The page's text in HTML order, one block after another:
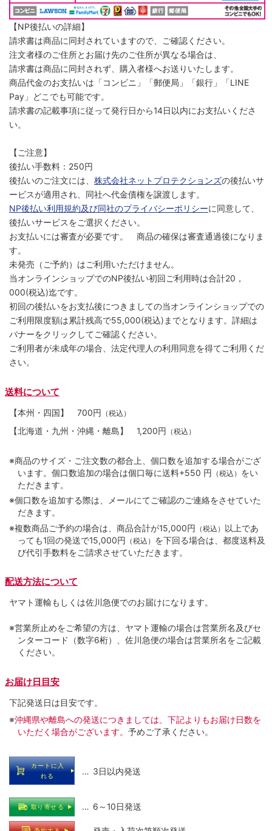
【NP後払いの詳細】
請求書は商品に同封されていますので、ご確認ください。
注文者様のご住所とお届け先のご住所が異なる場合は、
請求書は商品に同封されず、購入者様へお送りいたします。
商品代金のお支払いは「コンビニ」「郵便局」「銀行」「LINE
Pay」どこでも可能です。
請求書の記載事項に従って発行日から14日以内にお支払いくださ
い。
【ご注意】
後払い手数料：250円
後払いのご注文には、 株式会社ネットプロテクションズの後払いサ
ービスが適用され、同社へ代金債権を譲渡します。
NP後払い利用規約及び同社のプライバシーポリシーに同意して、
後払いサービスをご選択ください。
お支払いには審査が必要です。 商品の確保は審査通過後になりま
す。
未発売（ご予約）はご利用いただけません。
当オンラインショップでのNP後払い初回ご利用時は合計20，
000(税込)迄です。
初回の後払いをお支払後につきましての当オンラインショップでの
ご利用限度額は累計残高で55,000(税込)までとなります。詳細は
バナーをクリックしてご確認ください。
ご利用者が未成年の場合、法定代理人の利用同意を得てご利用くだ
さい。
送料について
【本州・四国】 700円 （税込）
【北海道・九州・沖縄・離島】 1,200円 （税込）
※商品のサイズ・ご注文数の都合上、個口数を追加する場合がござ
います。個口数追加の場合は個口毎に送料+550 円 （税込） をい
ただきます。
※個口数を追加する際は、メールにてご確認のご連絡をさせていた
だきます。
※複数商品ご予約の場合は、商品合計が15,000円 （税込） 以上であ
っても1回の発送で15,000円 （税込） を下回る場合は、都度送料及
び代引手数料をご請求させていただきます。
配送方法について
ヤマト運輸もしくは佐川急便でのお届けになります。
※営業所止めをご希望の方は、ヤマト運輸の場合は営業所名及びセ
ンターコード（数字6桁）、佐川急便の場合は営業所名をご記載
ください。
お届け日目安
下記発送日は目安です。
※沖縄県や離島への発送につきましては、下記よりもお届け日数を
いただく場合がございます。 予めご了承ください。
カートに入
れる
… 3日以内発送
取り寄せる … 6～10日発送